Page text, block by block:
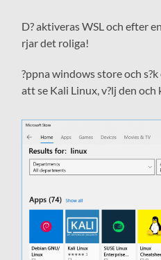
D? aktiveras WSL och efter
rjar det roliga!
?ppna windows store och
att se Kali Linux, v?lj den och